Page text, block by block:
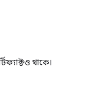
থাকে।